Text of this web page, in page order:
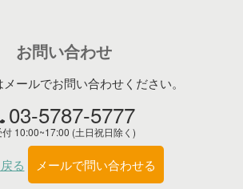
お問い合わせ
ールでお問い合わせください。
03-5787-5777
付 10:00~17:00 (土日祝日除く)
る メールで問い合わせる